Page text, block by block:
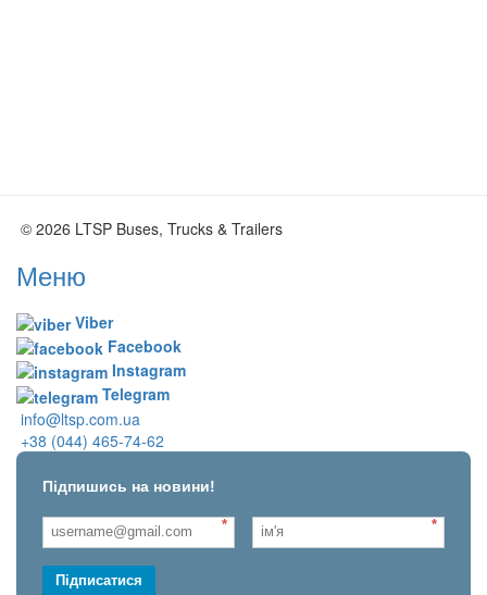
© 2026 LTSP Buses, Trucks & Trailers
Меню
Viber
Facebook
Instagram
Telegram
info@ltsp.com.ua
+38 (044) 465-74-62
Підпишись на новини!
* *
Підписатися